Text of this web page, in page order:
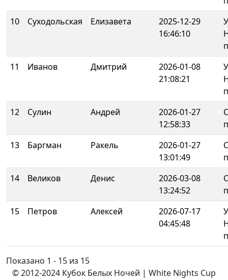
10
Суходольская Елизавета
2025-12-29
16:46:10
11
Иванов Дмитрий
2026-01-08
21:08:21
12
Сулин Андрей
2026-01-27
12:58:33
13
Баргман Ракель
2026-01-27
13:01:49
14
Великов Денис
2026-03-08
13:24:52
15
Петров Алексей
2026-07-17
04:45:48
Показано 1 - 15 из 15
© 2012-2024 Кубок Белых Ночей | White Nights Cup